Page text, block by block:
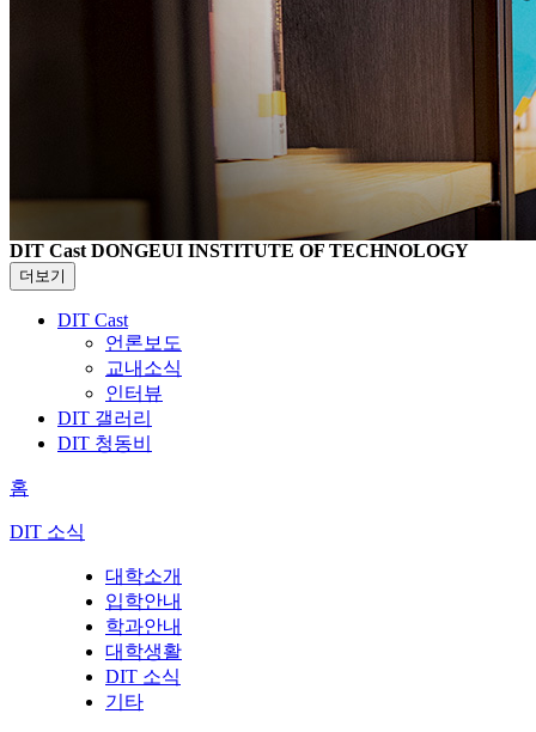
DIT Cast DONGEUI INSTITUTE OF TECHNOLOGY
더보기
DIT Cast
언론보도
교내소식
인터뷰
DIT 갤러리
DIT 청동비
홈
DIT 소식
대학소개
입학안내
학과안내
대학생활
DIT 소식
기타